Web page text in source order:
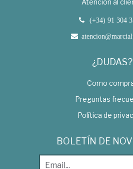
(+34) 91 304
¿DUDAS?
Como
Preguntas
Política de
BOLETÍN DE